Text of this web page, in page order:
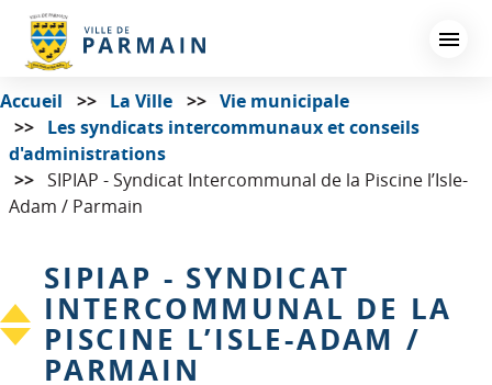
principal
Accueil La Ville
Vie municipale
Les syndicats intercommunaux et conseils
d'administrations
SIPIAP - Syndicat Intercommunal de la Piscine l’Isle-
Adam / Parmain
SIPIAP - SYNDICAT
INTERCOMMUNAL DE LA
PISCINE L’ISLE-ADAM /
PARMAIN